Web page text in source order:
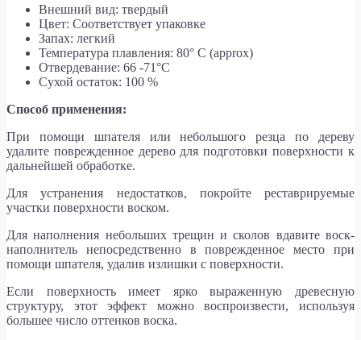
Внешний вид: твердый
Цвет: Соответствует упаковке
Запах: легкий
Температура плавления: 80° C (approx)
Отвердевание: 66 -71°C
Сухой остаток: 100 %
Способ применения:
При помощи шпателя или небольшого резца по дереву
удалите поврежденное дерево для подготовки поверхности к
дальнейшей обработке.
Для устранения недостатков, покройте реставрируемые
участки поверхности воском.
Для наполнения небольших трещин и сколов вдавите воск-
наполнитель непосредственно в поврежденное место при
помощи шпателя, удалив излишки с поверхности.
Если поверхность имеет ярко выраженную древесную
структуру, этот эффект можно воспроизвести, используя
большее число оттенков воска.